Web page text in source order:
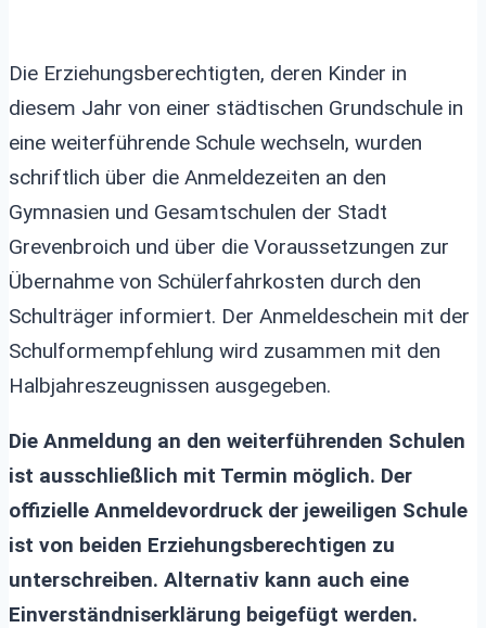
Die Erziehungsberechtigten, deren Kinder in
diesem Jahr von einer städtischen Grundschule in
eine weiterführende Schule wechseln, wurden
schriftlich über die Anmeldezeiten an den
Gymnasien und Gesamtschulen der Stadt
Grevenbroich und über die Voraussetzungen zur
Übernahme von Schülerfahrkosten durch den
Schulträger informiert. Der Anmeldeschein mit der
Schulformempfehlung wird zusammen mit den
Halbjahreszeugnissen ausgegeben.
Die Anmeldung an den weiterführenden Schulen
ist ausschließlich mit Termin möglich. Der
offizielle Anmeldevordruck der jeweiligen Schule
ist von beiden Erziehungsberechtigen zu
unterschreiben. Alternativ kann auch eine
Einverständniserklärung beigefügt werden.